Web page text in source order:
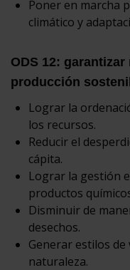
Poner en marcha
climático y
ODS 12:
producción
Lograr la
los recursos.
Reducir el
cápita.
Lograr la gestión
productos
Disminuir de
desechos.
Generar estilos
naturaleza.